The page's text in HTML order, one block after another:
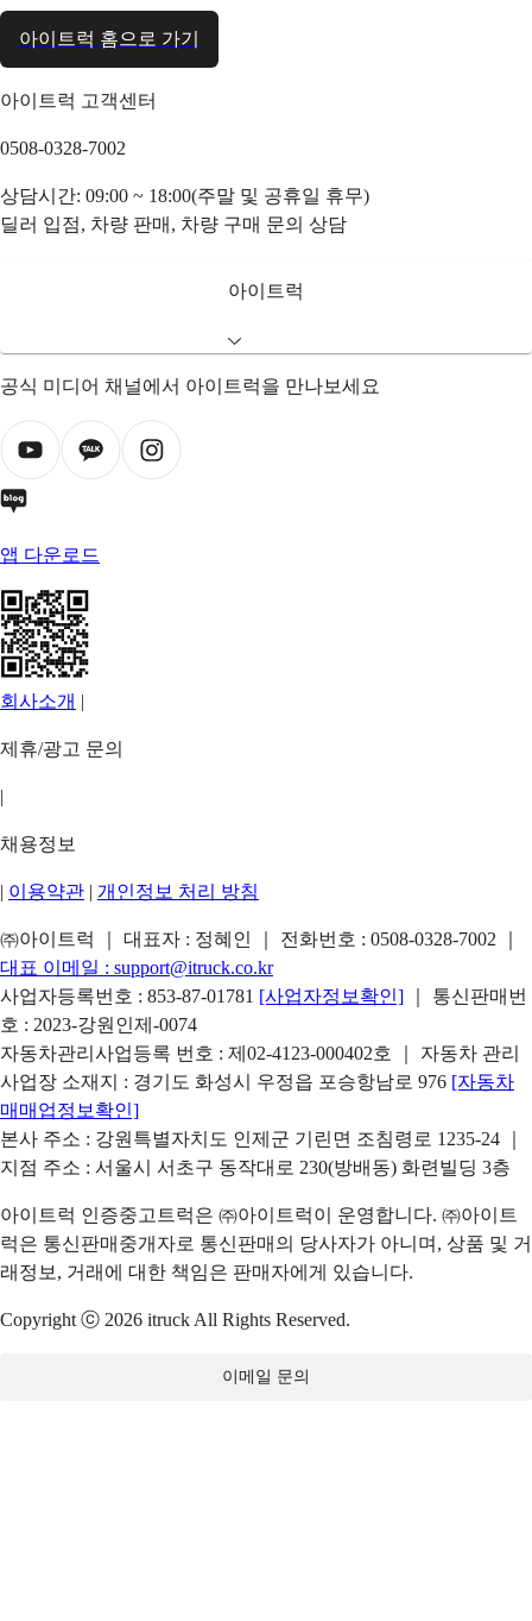
아이트럭 홈으로 가기
아이트럭 고객센터
0508-0328-7002
상담시간: 09:00 ~ 18:00(주말 및 공휴일 휴무)
딜러 입점, 차량 판매, 차량 구매 문의 상담
아이트럭
공식 미디어 채널에서 아이트럭을 만나보세요
앱 다운로드
회사소개 |
제휴/광고 문의
|
채용정보
| 이용약관 | 개인정보 처리 방침
㈜아이트럭 ｜ 대표자 : 정혜인 ｜ 전화번호 : 0508-0328-7002
대표 이메일 : support@itruck.co.kr
사업자등록번호 : 853-87-01781 [사업자정보확인]
｜ 통신판매번
호 : 2023-강원인제-0074
자동차관리사업등록 번호 : 제02-4123-000402호 ｜ 자동차 관리
사업장 소재지 : 경기도 화성시 우정읍 포승항남로 976 [자동차
매매업정보확인]
본사 주소 : 강원특별자치도 인제군 기린면 조침령로 1235-24 ｜
지점 주소 : 서울시 서초구 동작대로 230(방배동) 화련빌딩 3층
아이트럭 인증중고트럭은 ㈜아이트럭이 운영합니다. ㈜아이트
럭은 통신판매중개자로 통신판매의 당사자가 아니며, 상품 및 거
래정보, 거래에 대한 책임은 판매자에게 있습니다.
Copyright ⓒ 2026 itruck All Rights Reserved.
이메일 문의